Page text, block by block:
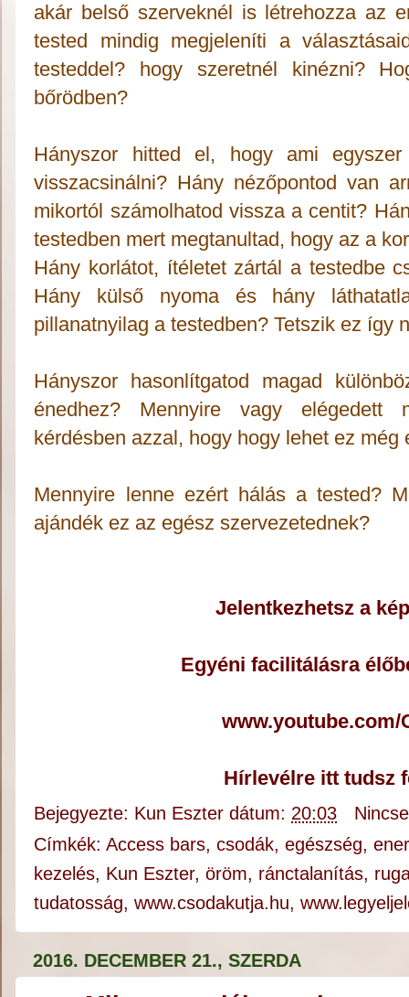
akár belső szerveknél is létrehozza az
tested mindig megjeleníti a
testeddel? hogy szeretnél kinézni?
bőrödben?
Hányszor hitted el, hogy ami
visszacsinálni? Hány nézőpontod van
mikortól számolhatod vissza a centit?
testedben mert megtanultad, hogy az a
Hány korlátot, ítéletet zártál a testedbe
Hány külső nyoma és hány
pillanatnyilag a testedben? Tetszik ez így
Hányszor hasonlítgatod magad
énedhez? Mennyire vagy elégedett
kérdésben azzal, hogy hogy lehet ez még
Mennyire lenne ezért hálás a tested?
ajándék ez az egész szervezetednek?
Jelentkezhetsz a
Egyéni facilitálásra
www.youtube.com/
Hírlevélre itt tudsz
Bejegyezte: Kun Eszter dátum: 20:03
Címkék:Access bars,csodák,egészség,
kezelés, Kun Eszter,öröm, ránctalanítás,
tudatosság,www.csodakutja.hu,
2016. DECEMBER 21., SZERDA